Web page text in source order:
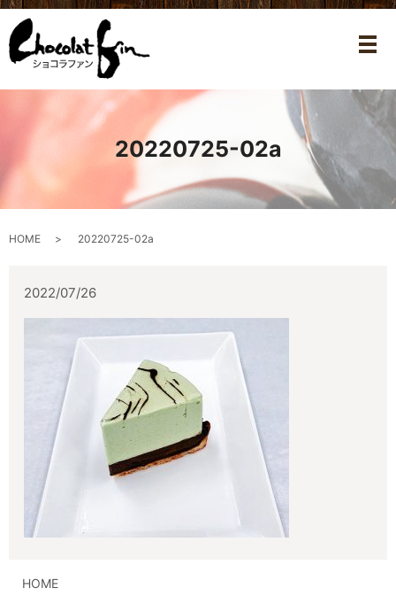
メ
20220725-02a
HOME 20220725-02a
2022/07/26
HOME